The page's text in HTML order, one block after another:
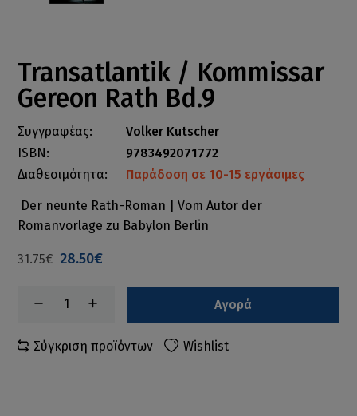
Transatlantik / Kommissar
Gereon Rath Bd.9
Συγγραφέας:
Volker Kutscher
ISBN:
9783492071772
Διαθεσιμότητα:
Παράδοση σε 10-15 εργάσιμες
Der neunte Rath-Roman | Vom Autor der
Romanvorlage zu Babylon Berlin
31.75€ 28.50€
Αγορά
Σύγκριση προϊόντων Wishlist